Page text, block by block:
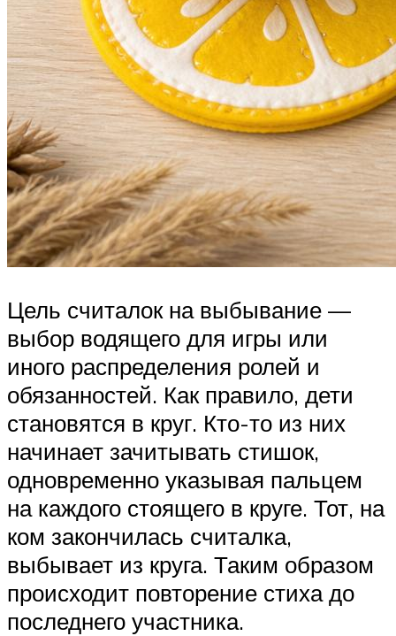
Цель считалок на выбывание —
выбор водящего для игры или
иного распределения ролей и
обязанностей. Как правило, дети
становятся в круг. Кто-то из них
начинает зачитывать стишок,
одновременно указывая пальцем
на каждого стоящего в круге. Тот, на
ком закончилась считалка,
выбывает из круга. Таким образом
происходит повторение стиха до
последнего участника.